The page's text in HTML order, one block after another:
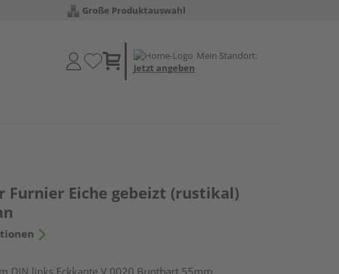
Große Produktauswahl
Mein Standort:
Jetzt angeben
Furnier Eiche gebeizt (rustikal)
DIN links Eckkante V 0020 Buntbart 55mm